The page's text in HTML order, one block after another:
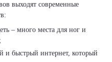
выходят современные
– много места для ног и
и быстрый интернет, который